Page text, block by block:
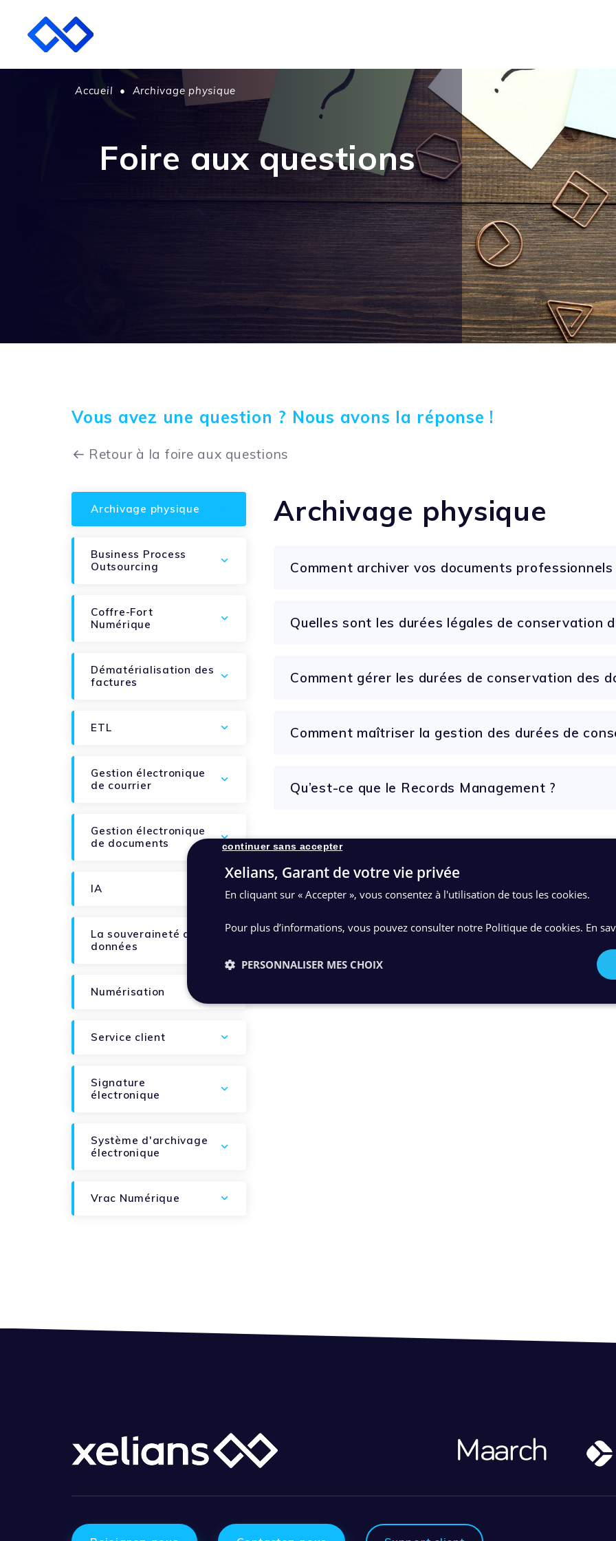
Accueil • Archivage physique
Foire aux questions
Vous avez une question ? Nous avons la réponse !
Retour à la foire aux questions
Archivage physique
Business Process
Outsourcing
Coffre-Fort
Numérique
Dématérialisation des
factures
ETL
Gestion électronique
de courrier
Gestion électronique
de documents
IA
La souveraineté des
données
Numérisation
Service client
Signature
électronique
Système d'archivage
électronique
Vrac Numérique
Archivage physique
Comment archiver vos documents professionnels
Quelles sont les durées légales de conservation
Comment gérer les durées de conservation des
Comment maîtriser la gestion des durées de
Qu’est-ce que le Records Management ?
Xelians, Garant de votre vie privée
En cliquant sur « Accepter », vous consentez à l'utilisation de tous les cookies.
Pour plus d’informations, vous pouvez consulter notre Politique de cookies. En
continuer sans accepter
PERSONNALISER MES CHOIX